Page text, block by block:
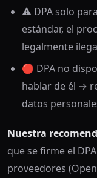
⚠️ DPA solo
estándar, el
legalmente
🔴 DPA no
hablar de él →
datos
Nuestra
que se firme el
proveedores